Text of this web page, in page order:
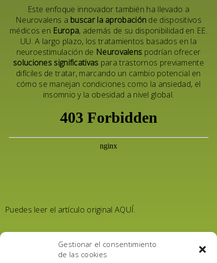
Gestionar el consentimiento
de las cookies
Este enfoque innovador también ha llevado a
Neurovalens a buscar la aprobación de dispositivos
médicos en Europa, además de su disponibilidad en EE.
UU. A largo plazo, los tratamientos basados en la
neuroestimulación de Neurovalens podrían ofrecer
soluciones significativas para trastornos previamente
difíciles de tratar, marcando un cambio potencial en
cómo se manejan condiciones como la ansiedad, el
insomnio y la obesidad a nivel global.
Puedes leer el artículo original AQUÍ.
Table of Contents